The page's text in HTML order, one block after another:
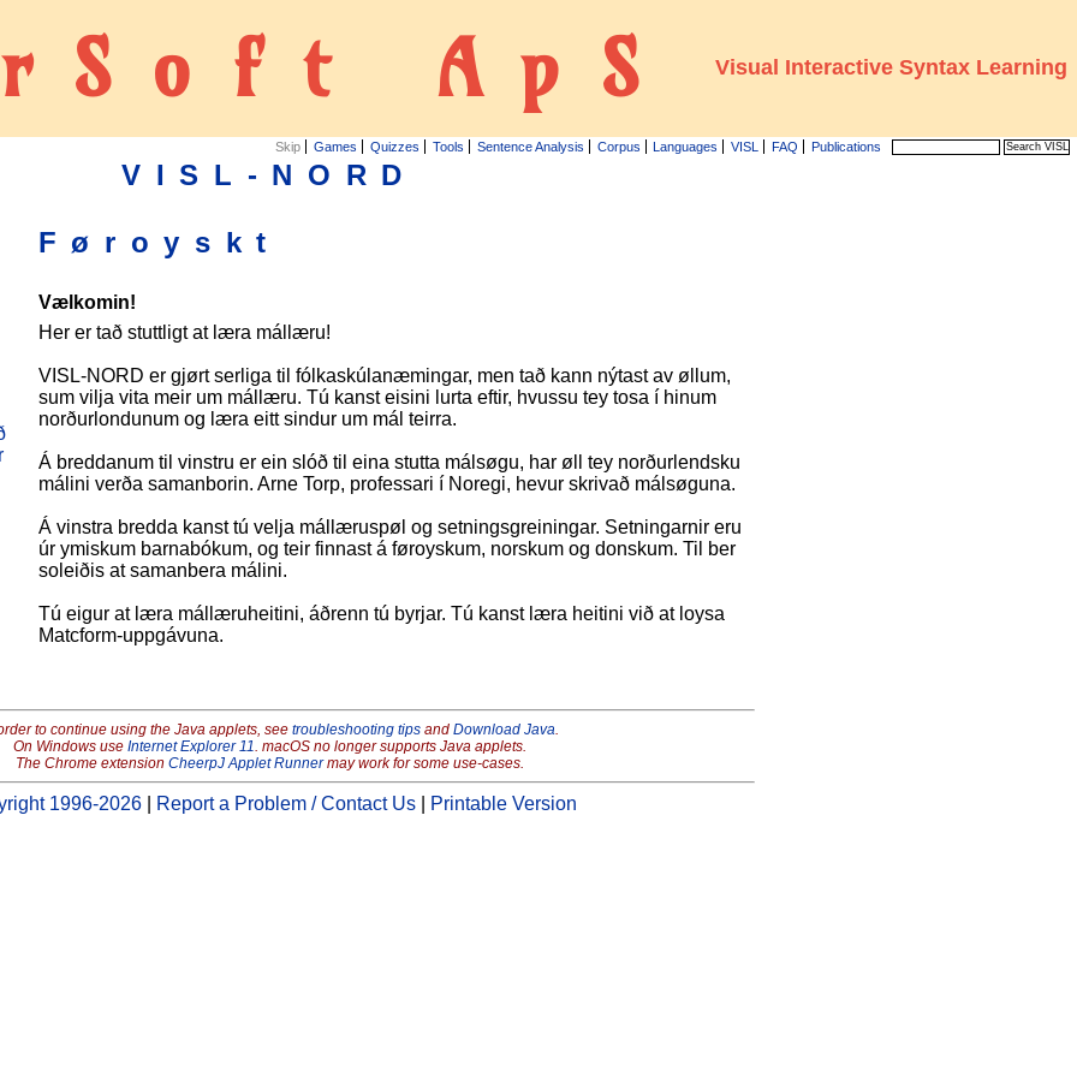
ApS Visual Interactive Syntax Learning
Skip Games Quizzes Tools Sentence Analysis Corpus Languages VISL FAQ Publications
VISL-NORD
Føroyskt
Vælkomin!
Her er tað stuttligt at læra mállæru!
VISL-NORD er gjørt serliga til fólkaskúlanæmingar, men tað kann nýtast av øllum,
sum vilja vita meir um mállæru. Tú kanst eisini lurta eftir, hvussu tey tosa í hinum
norðurlondunum og læra eitt sindur um mál teirra.
Á breddanum til vinstru er ein slóð til eina stutta málsøgu, har øll tey norðurlendsku
málini verða samanborin. Arne Torp, professari í Noregi, hevur skrivað málsøguna.
Á vinstra bredda kanst tú velja mállæruspøl og setningsgreiningar. Setningarnir eru
úr ymiskum barnabókum, og teir finnast á føroyskum, norskum og donskum. Til ber
soleiðis at samanbera málini.
Tú eigur at læra mállæruheitini, áðrenn tú byrjar. Tú kanst læra heitini við at loysa
Matcform-uppgávuna.
to continue using the Java applets, see troubleshooting tipsand Download Java.
On Windows use Internet Explorer 11. macOS no longer supports Java applets.
The Chrome extension CheerpJ Applet Runnermay work for some use-cases.
1996-2026 Report a Problem / Contact Us Printable Version